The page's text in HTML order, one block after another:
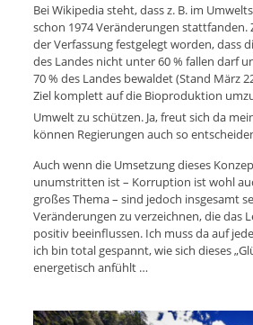
Bei Wikipedia steht, dass z. B. im
schon 1974 Veränderungen stattfanden.
der Verfassung festgelegt worden, dass
des Landes nicht unter 60 % fallen darf
70 % des Landes bewaldet (Stand März
Ziel komplett auf die Bioproduktion
Umwelt zu schützen. Ja, freut sich da
können Regierungen auch so
Auch wenn die Umsetzung dieses
unumstritten ist – Korruption ist wohl
großes Thema – sind jedoch insgesamt
Veränderungen zu verzeichnen, die das
positiv beeinflussen. Ich muss da auf
ich bin total gespannt, wie sich dieses
energetisch anfühlt …